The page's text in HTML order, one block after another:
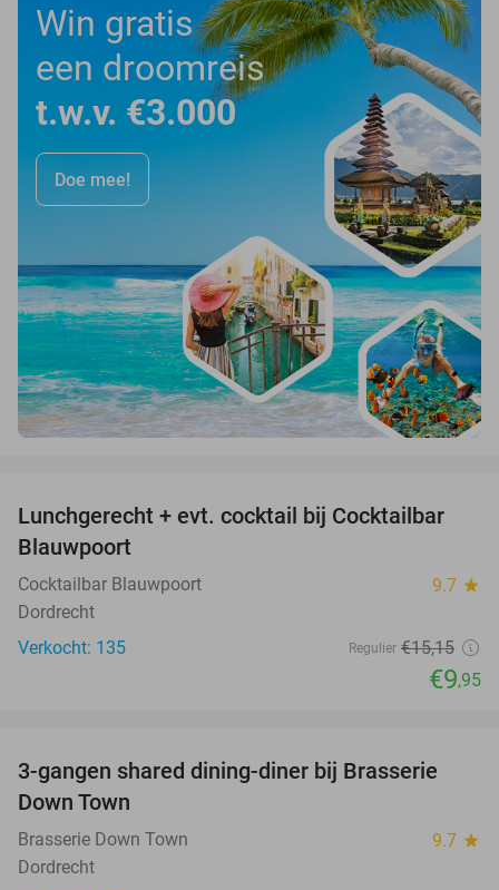
Win gratis
een droomreis
t.w.v. €3.000
Doe mee!
34%
Lunchgerecht + evt. cocktail bij Cocktailbar
Blauwpoort
Cocktailbar Blauwpoort 9.7 star
Dordrecht
Verkocht: 135
Regulier €15,15
€9,95
38%
3-gangen shared dining-diner bij Brasserie
Down Town
Brasserie Down Town 9.7 star
Dordrecht